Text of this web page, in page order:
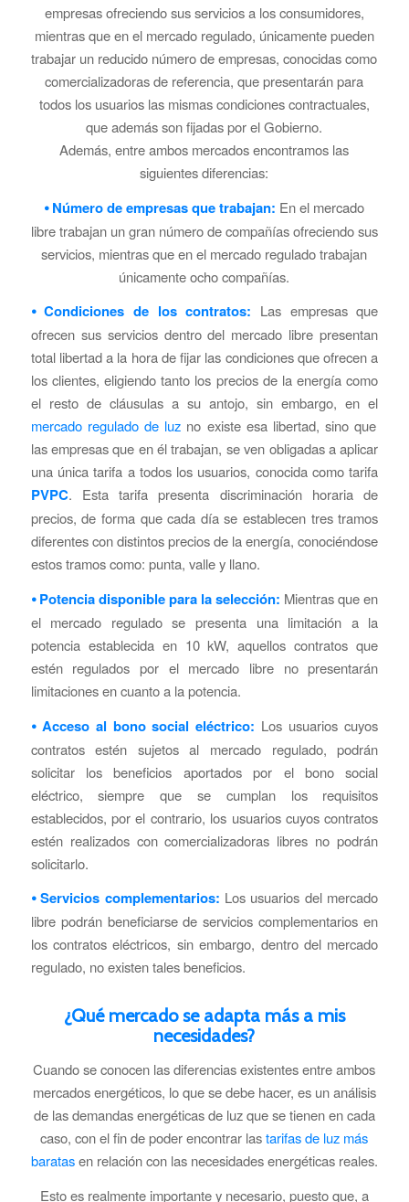
empresas ofreciendo sus servicios a los consumidores,
mientras que en el mercado regulado, únicamente pueden
trabajar un reducido número de empresas, conocidas como
comercializadoras de referencia, que presentarán para
todos los usuarios las mismas condiciones contractuales,
que además son fijadas por el Gobierno.
Además, entre ambos mercados encontramos las
siguientes diferencias:
⦁ Número de empresas que trabajan: En el mercado
libre trabajan un gran número de compañías ofreciendo sus
servicios, mientras que en el mercado regulado trabajan
únicamente ocho compañías.
⦁ Condiciones de los contratos: Las empresas que
ofrecen sus servicios dentro del mercado libre presentan
total libertad a la hora de fijar las condiciones que ofrecen a
los clientes, eligiendo tanto los precios de la energía como
el resto de cláusulas a su antojo, sin embargo, en el
mercado regulado de luz no existe esa libertad, sino que
las empresas que en él trabajan, se ven obligadas a aplicar
una única tarifa a todos los usuarios, conocida como tarifa
PVPC. Esta tarifa presenta discriminación horaria de
precios, de forma que cada día se establecen tres tramos
diferentes con distintos precios de la energía, conociéndose
estos tramos como: punta, valle y llano.
⦁ Potencia disponible para la selección: Mientras que en
el mercado regulado se presenta una limitación a la
potencia establecida en 10 kW, aquellos contratos que
estén regulados por el mercado libre no presentarán
limitaciones en cuanto a la potencia.
⦁ Acceso al bono social eléctrico: Los usuarios cuyos
contratos estén sujetos al mercado regulado, podrán
solicitar los beneficios aportados por el bono social
eléctrico, siempre que se cumplan los requisitos
establecidos, por el contrario, los usuarios cuyos contratos
estén realizados con comercializadoras libres no podrán
solicitarlo.
⦁ Servicios complementarios: Los usuarios del mercado
libre podrán beneficiarse de servicios complementarios en
los contratos eléctricos, sin embargo, dentro del mercado
regulado, no existen tales beneficios.
¿Qué mercado se adapta más a mis
necesidades?
Cuando se conocen las diferencias existentes entre ambos
mercados energéticos, lo que se debe hacer, es un análisis
de las demandas energéticas de luz que se tienen en cada
caso, con el fin de poder encontrar lastarifas de luz más
baratasen relación con las necesidades energéticas reales.
Esto es realmente importante y necesario, puesto que, a